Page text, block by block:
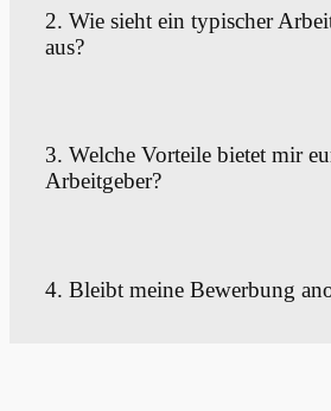
2. Wie sieht ein typischer
aus?
3. Welche Vorteile bietet mir
Arbeitgeber?
4. Bleibt meine Bewerbung